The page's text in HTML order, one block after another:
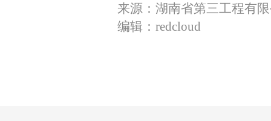
来源：湖南省第三工程有
编辑：redcloud